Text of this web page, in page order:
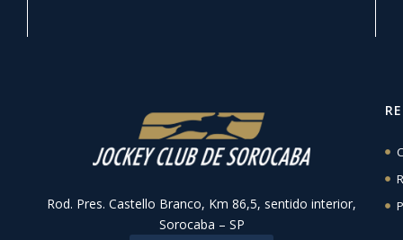
Rod. Pres. Castello Branco, Km 86,5, sentido interior,
Sorocaba – SP